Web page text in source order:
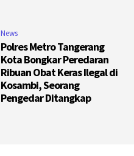
News
Polres Metro Tangerang
Kota Bongkar Peredaran
Ribuan Obat Keras Ilegal di
Kosambi, Seorang
Pengedar Ditangkap